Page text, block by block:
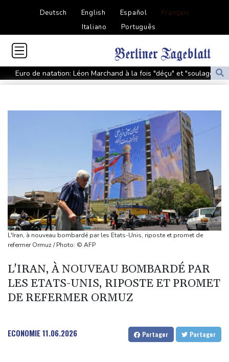
Deutsch English Español
Français
Italiano
Português
Euro de natation: Léon Marchand à la fois "déçu" et "soulagé"
après ses forfaits
Vols suspendus et évacuations en Chine, où le typhon Dolphin a
Vaste feu de forêt dans l'ouest du Canada: 20.000 évacués, l'état
L'Indonésie saisit 1,3 tonne de kétamine, une des plus grosses
prises jamais réalisées
L'auteur de la tuerie en Thaïlande avait déjà apporté une
carabine à air comprimé à l'école selon la police
Hong Kong enregistre un record de chaleur absolu à 36,9°C
Des échanges de frappes font cinq morts en Ukraine et en
Russie
Les éclipses, une opportunité lumineuse pour les scientifiques
Japon: 81 ans après Hiroshima, le tabou de la dissuasion
L'Iran, à nouveau bombardé par les Etats-Unis, riposte et promet de
refermer Ormuz / Photo: © AFP
L'IRAN, À NOUVEAU BOMBARDÉ PAR
LES ETATS-UNIS, RIPOSTE ET PROMET
DE REFERMER ORMUZ
ECONOMIE11.06.2026 Partager Partager